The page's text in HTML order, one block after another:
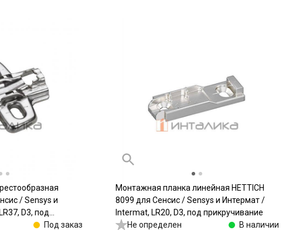
/ Sensys и
D3, под
Под заказ
Монтажная планка линейная HETTICH
8099 для Сенсис / Sensys и Интермат /
Intermat, LR20, D3, под прикручивание
Не определен
В наличии